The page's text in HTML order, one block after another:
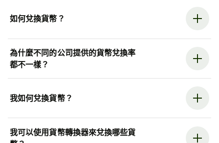
如何兌換貨幣？
為什麼不同的公司提供的貨幣兌換率
都不一樣？
我如何兌換貨幣？
我可以使用貨幣轉換器來兌換哪些貨